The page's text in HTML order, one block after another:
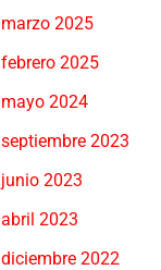
marzo 2025
febrero 2025
mayo 2024
septiembre 2023
junio 2023
abril 2023
diciembre 2022